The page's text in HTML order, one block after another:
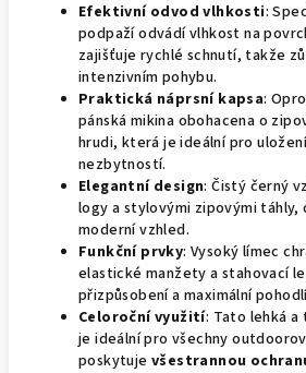
Efektivní odvod vlhkosti:
podpaží odvádí vlhkost na
zajišťuje rychlé schnutí, takže
intenzivním pohybu.
Praktická náprsní kapsa:
pánská mikina obohacena o
hrudi, která je ideální pro
nezbytností.
Elegantní design: Čistý černý
logy a stylovými zipovými táhly,
moderní vzhled.
Funkční prvky: Vysoký límec
elastické manžety a stahovací
přizpůsobení a maximální
Celoroční využití: Tato lehká
je ideální pro všechny
poskytuje všestrannou